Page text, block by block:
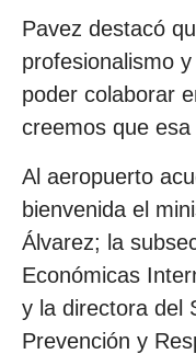
Pavez destacó
profesionalismo
poder colaborar
creemos que esa
Al aeropuerto
bienvenida el
Álvarez; la
Económicas
y la directora del
Prevención y